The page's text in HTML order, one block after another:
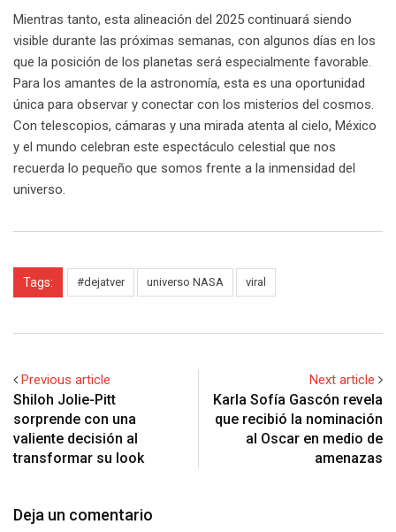
Mientras tanto, esta alineación del 2025 continuará siendo
visible durante las próximas semanas, con algunos días en los
que la posición de los planetas será especialmente favorable.
Para los amantes de la astronomía, esta es una oportunidad
única para observar y conectar con los misterios del cosmos.
Con telescopios, cámaras y una mirada atenta al cielo, México
y el mundo celebran este espectáculo celestial que nos
recuerda lo pequeño que somos frente a la inmensidad del
universo.
Tags: #dejatver universo NASA viral
Previous article
Shiloh Jolie-Pitt
sorprende con una
valiente decisión al
transformar su look
Next article
Karla Sofía Gascón revela
que recibió la nominación
al Oscar en medio de
amenazas
Deja un comentario